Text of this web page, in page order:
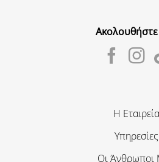
Η Εταιρεία
Υπηρεσίες
Οι Άνθρωποι